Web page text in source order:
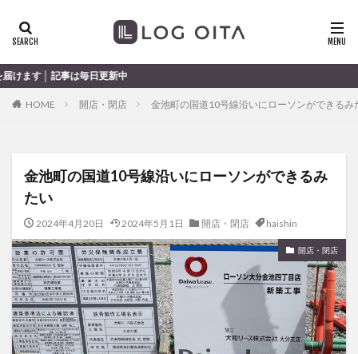
更新中
HOME 開店・閉店 金池町の国道10号線沿いにローソンができるみ
金池町の国道10号線沿いにローソンができるみ
たい
2024年4月20日 2024年5月1日 開店・閉店 haishin
開店・閉店
ディナー
haishin
haisin haisnin hasihin
hasishin
hishin
OPA
Paypay PR TOKIPO
TOYOTA
あじさい
いちご うみたまご
おでかけ
お土産
お弁当 かき氷
からあげ
くじゅう連山
ねとらぼ
ひまわり
ふるさと納税
まつり
みかん
むし湯
わさだタウン
わったん